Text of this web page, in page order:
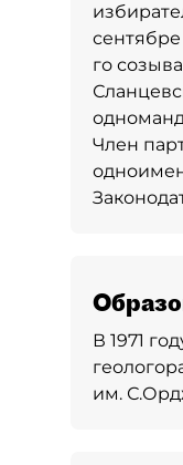
сентябре
го
Член
В 1971
им.